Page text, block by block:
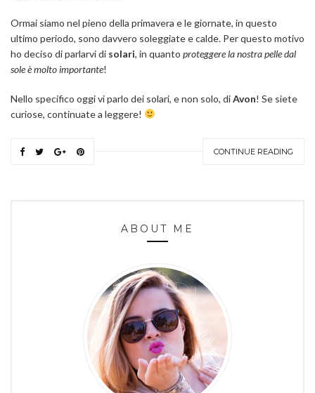
Ormai siamo nel pieno della primavera e le giornate, in questo
ultimo periodo, sono davvero soleggiate e calde. Per questo motivo
ho deciso di parlarvi di solari, in quanto proteggere la nostra pelle dal
sole è molto importante!
Nello specifico oggi vi parlo dei solari, e non solo, diAvon! Se siete
curiose, continuate a leggere!
CONTINUE READING
ABOUT ME